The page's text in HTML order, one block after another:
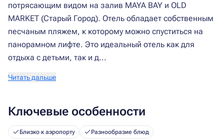
потрясающим видом на залив MAYA BAY и OLD
MARKET (Старый Город). Отель обладает собственным
песчаным пляжем, к которому можно спуститься на
панорамном лифте. Это идеальный отель как для
отдыха с детьми, так и д...
Читать дальше
Ключевые особенности
Близко к аэропорту Разнообразие блюд